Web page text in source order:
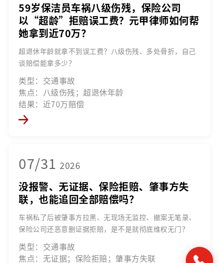
59岁保洁员车祸八级伤残，保险公司
以“超龄”拒赔误工费？元甲律师如何帮
她拿到近70万？
超退休年龄就拿不到误工费？八级伤残、多处骨折，自己
谈赔偿能拿多少？
类型：交通事故
焦点：八级伤残；超退休年龄
结果：近70万赔偿
07/31 2026
没报警、无证据、保险拒赔、肇事方失
联，也能追回全部赔偿吗？
车祸私了后被肇事方拉黑、无现场无监控、撤案无笔录、
保险公司还恶意删证据拒赔，是不是就彻底维权无门？
类型：交通事故
焦点：无证据；保险拒赔；肇事方失联